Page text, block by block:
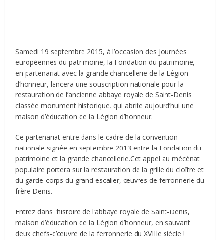
Samedi 19 septembre 2015, à l’occasion des Journées
européennes du patrimoine, la Fondation du patrimoine,
en partenariat avec la grande chancellerie de la Légion
d’honneur, lancera une souscription nationale pour la
restauration de l’ancienne abbaye royale de Saint-Denis
classée monument historique, qui abrite aujourd’hui une
maison d’éducation de la Légion d’honneur.
Ce partenariat entre dans le cadre de la convention
nationale signée en septembre 2013 entre la Fondation du
patrimoine et la grande chancellerie.Cet appel au mécénat
populaire portera sur la restauration de la grille du cloître et
du garde-corps du grand escalier, œuvres de ferronnerie du
frère Denis.
Entrez dans l’histoire de l’abbaye royale de Saint-Denis,
maison d’éducation de la Légion d’honneur, en sauvant
deux chefs-d’œuvre de la ferronnerie du XVIIIe siècle !